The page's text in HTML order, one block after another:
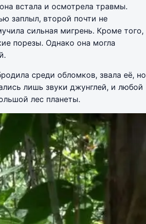
встала и осмотрела травмы.
заплыл, второй почти не
сильная мигрень. Кроме того,
порезы. Однако она могла
среди обломков, звала её, но
лишь звуки джунглей, и любой
лес планеты.